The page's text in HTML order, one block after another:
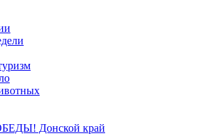
Донской край